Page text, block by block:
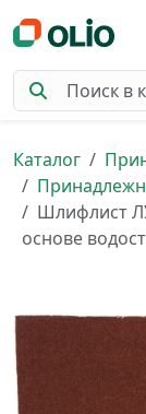
Каталог
Шлифлист
основе